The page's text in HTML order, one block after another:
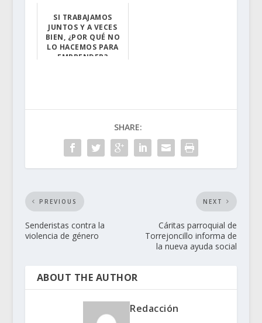
SI TRABAJAMOS
JUNTOS Y A VECES
BIEN, ¿POR QUÉ NO
LO HACEMOS PARA
EMPRENDER?
SHARE:
PREVIOUS
Senderistas contra la
violencia de género
NEXT
Cáritas parroquial de
Torrejoncillo informa de
la nueva ayuda social
ABOUT THE AUTHOR
Redacción